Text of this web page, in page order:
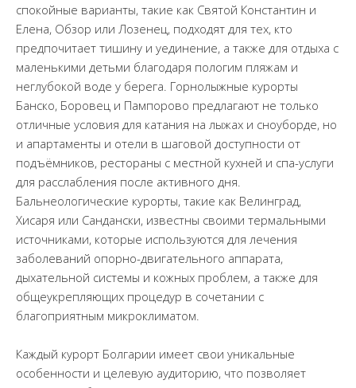
спокойные варианты, такие как Святой Константин и
Елена, Обзор или Лозенец, подходят для тех, кто
предпочитает тишину и уединение, а также для отдыха с
маленькими детьми благодаря пологим пляжам и
неглубокой воде у берега. Горнолыжные курорты
Банско, Боровец и Пампорово предлагают не только
отличные условия для катания на лыжах и сноуборде, но
и апартаменты и отели в шаговой доступности от
подъёмников, рестораны с местной кухней и спа-услуги
для расслабления после активного дня.
Бальнеологические курорты, такие как Велинград,
Хисаря или Сандански, известны своими термальными
источниками, которые используются для лечения
заболеваний опорно-двигательного аппарата,
дыхательной системы и кожных проблем, а также для
общеукрепляющих процедур в сочетании с
благоприятным микроклиматом.
Каждый курорт Болгарии имеет свои уникальные
особенности и целевую аудиторию, что позволяет